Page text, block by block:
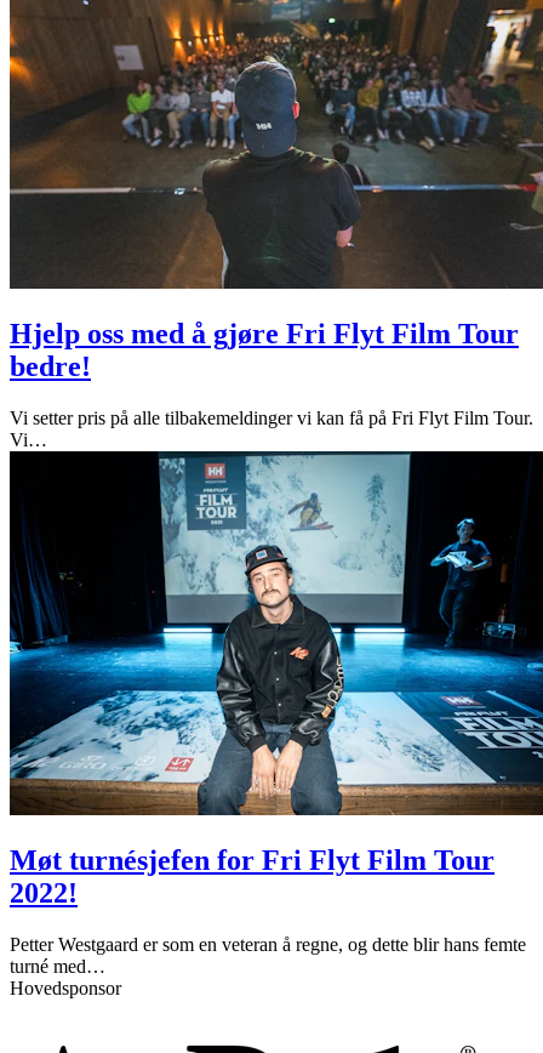
Hjelp oss med å gjøre Fri Flyt Film Tour
bedre!
Vi setter pris på alle tilbakemeldinger vi kan få på Fri Flyt Film Tour.
Vi…
Møt turnésjefen for Fri Flyt Film Tour
2022!
Petter Westgaard er som en veteran å regne, og dette blir hans femte
turné med…
Hovedsponsor